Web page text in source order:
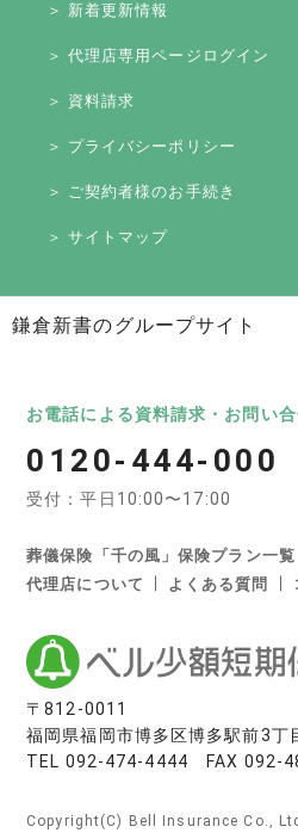
＞ 新着更新情報
＞ 代理店専用ページログイン
＞ 資料請求
＞ プライバシーポリシー
＞ ご契約者様のお手続き
＞ サイトマップ
鎌倉新書のグループサイト
いいお墓 Life.（ライフドット）
いいお墓-ペット霊園版 樹木葬なび
寺院墓地.com 優良墓石・石材店ガ
お墓の引越し＆墓じまいくん
いい葬儀 いいお坊さん
日本最大級の仏壇仏具総合サイト「
いい仏壇
お電話による資料請求・お問い
0120-444-000
受付：平日10:00〜17:00
葬儀保険「千の風」保険プラン一覧
代理店について
よくある質問
Copyright(C) Bell Insurance Co.,
〒812-0011
福岡県福岡市博多区博多駅前3丁
TEL 092-474-4444 FAX 092-